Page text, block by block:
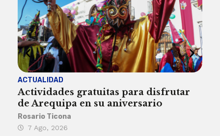
ACTUALIDAD
Actividades gratuitas para disfrutar
de Arequipa en su aniversario
Rosario Ticona
7 Ago, 2026